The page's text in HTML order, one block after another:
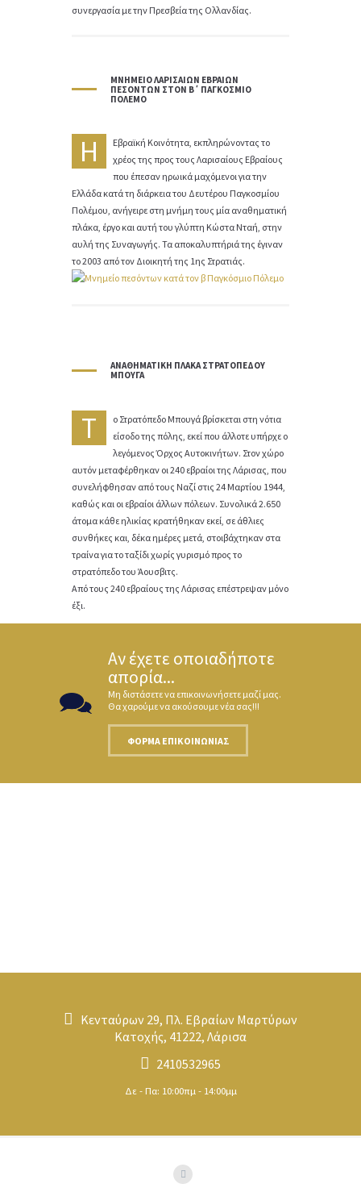
συνεργασία με την Πρεσβεία της Ολλανδίας.
ΜΝΗΜΕΊΟ ΛΑΡΙΣΑΊΩΝ ΕΒΡΑΊΩΝ
ΠΕΣΌΝΤΩΝ ΣΤΟΝ Β΄ ΠΑΓΚΌΣΜΙΟ
ΠΌΛΕΜΟ
Η
Εβραϊκή Κοινότητα, εκπληρώνοντας το
χρέος της προς τους Λαρισαίους Εβραίους
που έπεσαν ηρωικά μαχόμενοι για την
Ελλάδα κατά τη διάρκεια του Δευτέρου Παγκοσμίου
Πολέμου, ανήγειρε στη μνήμη τους μία αναθηματική
πλάκα, έργο και αυτή του γλύπτη Κώστα Νταή, στην
αυλή της Συναγωγής. Τα αποκαλυπτήριά της έγιναν
το 2003 από τον Διοικητή της 1ης Στρατιάς.
ΑΝΑΘΗΜΑΤΙΚΉ ΠΛΆΚΑ ΣΤΡΑΤΟΠΈΔΟΥ
ΜΠΟΥΓΆ
Τ
ο Στρατόπεδο Μπουγά βρίσκεται στη νότια
είσοδο της πόλης, εκεί που άλλοτε υπήρχε ο
λεγόμενος Όρχος Αυτοκινήτων. Στον χώρο
αυτόν μεταφέρθηκαν οι 240 εβραίοι της Λάρισας, που
συνελήφθησαν από τους Ναζί στις 24 Μαρτίου 1944,
καθώς και οι εβραίοι άλλων πόλεων. Συνολικά 2.650
άτομα κάθε ηλικίας κρατήθηκαν εκεί, σε άθλιες
συνθήκες και, δέκα ημέρες μετά, στοιβάχτηκαν στα
τραίνα για το ταξίδι χωρίς γυρισμό προς το
στρατόπεδο του Άουσβιτς.
Από τους 240 εβραίους της Λάρισας επέστρεψαν μόνο
έξι.
Αν έχετε οποιαδήποτε
απορία...
Μη διστάσετε να επικοινωνήσετε μαζί μας.
Θα χαρούμε να ακούσουμε νέα σας!!!
ΦΌΡΜΑ ΕΠΙΚΟΙΝΩΝΊΑΣ
Κενταύρων 29, Πλ. Εβραίων Μαρτύρων
Κατοχής, 41222, Λάρισα
2410532965
Δε - Πα: 10:00πμ - 14:00μμ